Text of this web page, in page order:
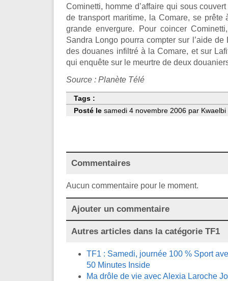
Cominetti, homme d’affaire qui sous
de transport maritime, la Comare, se prête
grande envergure. Pour coincer
Sandra Longo pourra compter sur l’aide
des douanes infiltré à la Comare, et sur
qui enquête sur le meurtre de deux
Source : Planète Télé
Tags :
Posté le samedi 4 novembre 2006 par
Commentaires
Aucun commentaire pour le moment.
Ajouter un commentaire
Autres articles dans la catégorie TF1
TF1 : Samedi, journée 100 % Sport
50 Minutes Inside
Ma drôle de vie avec Alexia Laroche